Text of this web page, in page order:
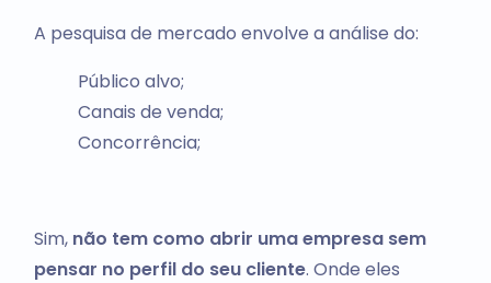
A pesquisa de mercado envolve a análise do:
Público alvo;
Canais de venda;
Concorrência;
Sim, não tem como abrir uma empresa sem
pensar no perfil do seu cliente. Onde eles